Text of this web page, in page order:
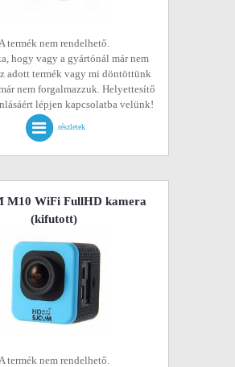
termék nem rendelhető.
hogy vagy a gyártónál már nem
adott termék vagy mi döntöttünk
nem forgalmazzuk. Helyettesítő
lépjen kapcsolatba velünk!
részletek
M10 WiFi FullHD kamera
(kifutott)
termék nem rendelhető.